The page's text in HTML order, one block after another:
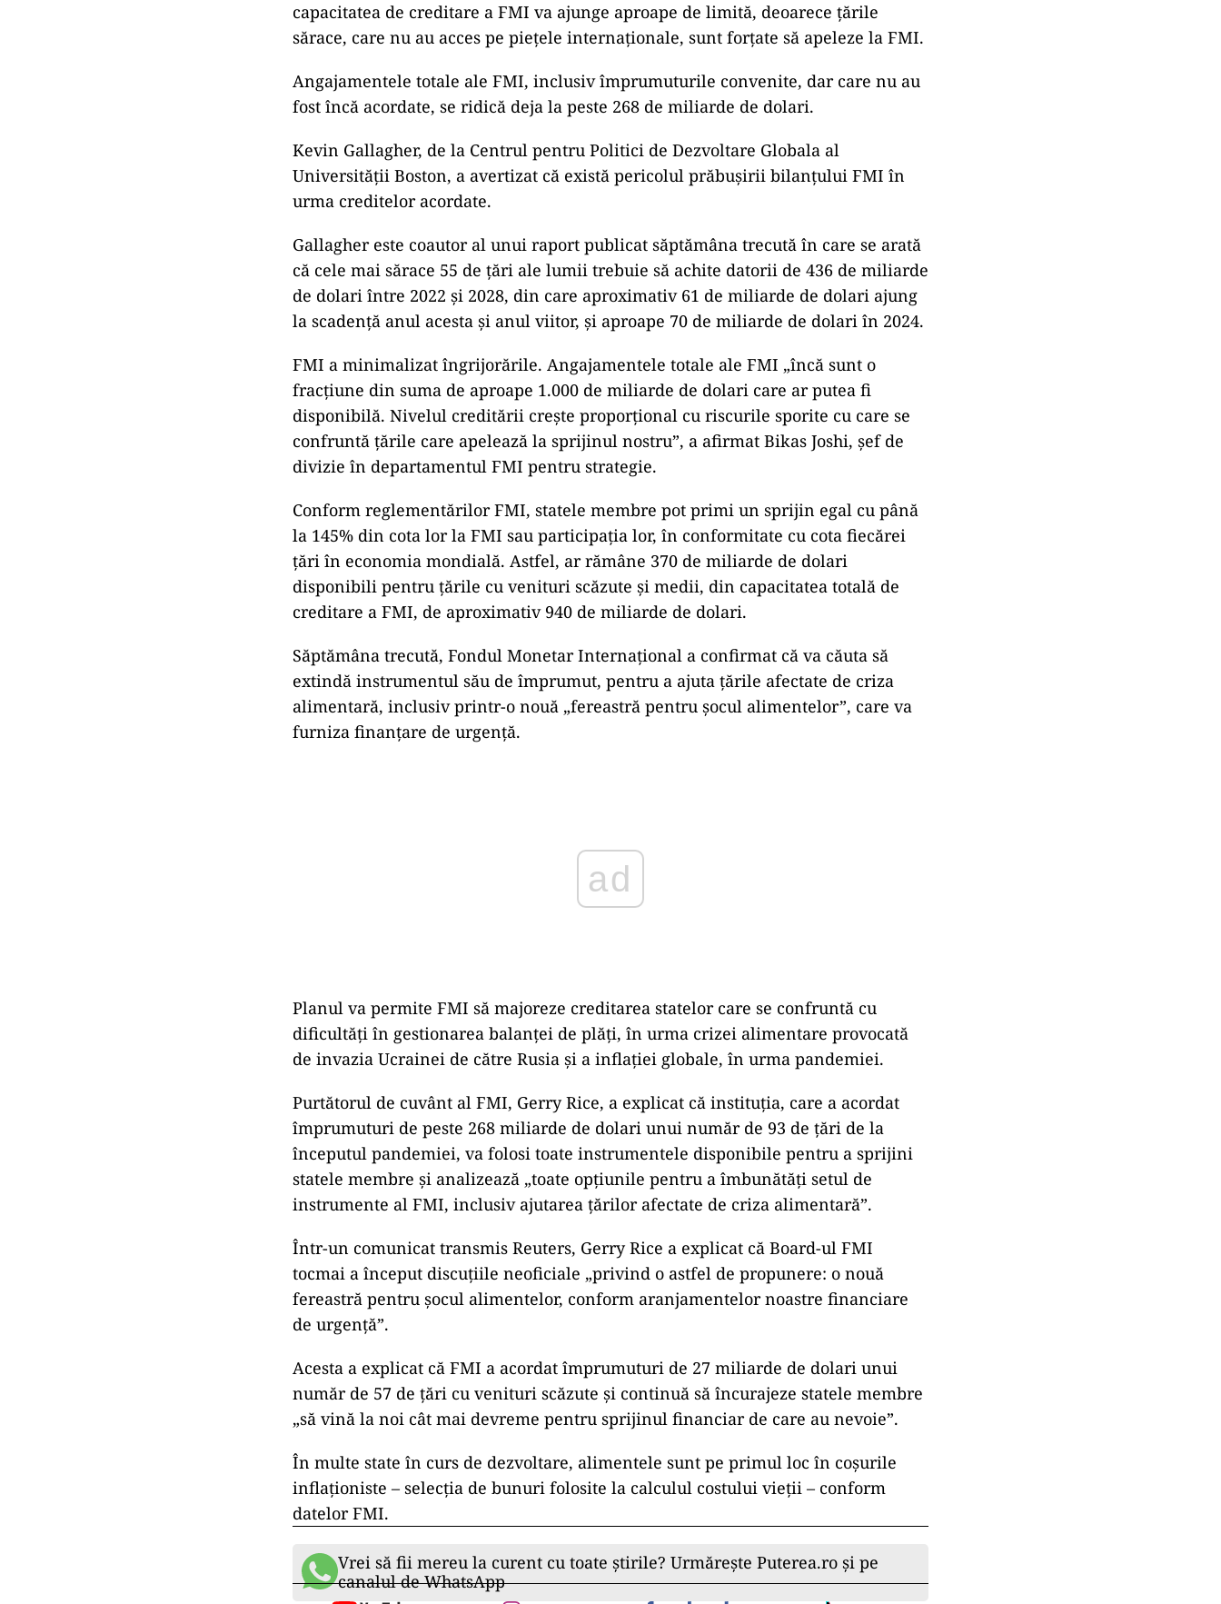
capacitatea de creditare a FMI va ajunge aproape de limită, deoarece ţările
sărace, care nu au acces pe pieţele internaţionale, sunt forţate să apeleze la FMI.
Angajamentele totale ale FMI, inclusiv împrumuturile convenite, dar care nu au
fost încă acordate, se ridică deja la peste 268 de miliarde de dolari.
Kevin Gallagher, de la Centrul pentru Politici de Dezvoltare Globala al
Universităţii Boston, a avertizat că există pericolul prăbuşirii bilanţului FMI în
urma creditelor acordate.
Gallagher este coautor al unui raport publicat săptămâna trecută în care se arată
că cele mai sărace 55 de ţări ale lumii trebuie să achite datorii de 436 de miliarde
de dolari între 2022 şi 2028, din care aproximativ 61 de miliarde de dolari ajung
la scadenţă anul acesta şi anul viitor, şi aproape 70 de miliarde de dolari în 2024.
FMI a minimalizat îngrijorările. Angajamentele totale ale FMI „încă sunt o
fracţiune din suma de aproape 1.000 de miliarde de dolari care ar putea fi
disponibilă. Nivelul creditării creşte proporţional cu riscurile sporite cu care se
confruntă ţările care apelează la sprijinul nostru”, a afirmat Bikas Joshi, şef de
divizie în departamentul FMI pentru strategie.
Conform reglementărilor FMI, statele membre pot primi un sprijin egal cu până
la 145% din cota lor la FMI sau participaţia lor, în conformitate cu cota fiecărei
ţări în economia mondială. Astfel, ar rămâne 370 de miliarde de dolari
disponibili pentru ţările cu venituri scăzute şi medii, din capacitatea totală de
creditare a FMI, de aproximativ 940 de miliarde de dolari.
Săptămâna trecută, Fondul Monetar Internaţional a confirmat că va căuta să
extindă instrumentul său de împrumut, pentru a ajuta ţările afectate de criza
alimentară, inclusiv printr-o nouă „fereastră pentru şocul alimentelor”, care va
furniza finanţare de urgenţă.
ad
Planul va permite FMI să majoreze creditarea statelor care se confruntă cu
dificultăţi în gestionarea balanţei de plăţi, în urma crizei alimentare provocată
de invazia Ucrainei de către Rusia şi a inflaţiei globale, în urma pandemiei.
Purtătorul de cuvânt al FMI, Gerry Rice, a explicat că instituţia, care a acordat
împrumuturi de peste 268 miliarde de dolari unui număr de 93 de ţări de la
începutul pandemiei, va folosi toate instrumentele disponibile pentru a sprijini
statele membre şi analizează „toate opţiunile pentru a îmbunătăţi setul de
instrumente al FMI, inclusiv ajutarea ţărilor afectate de criza alimentară”.
Într-un comunicat transmis Reuters, Gerry Rice a explicat că Board-ul FMI
tocmai a început discuţiile neoficiale „privind o astfel de propunere: o nouă
fereastră pentru şocul alimentelor, conform aranjamentelor noastre financiare
de urgenţă”.
Acesta a explicat că FMI a acordat împrumuturi de 27 miliarde de dolari unui
număr de 57 de ţări cu venituri scăzute şi continuă să încurajeze statele membre
„să vină la noi cât mai devreme pentru sprijinul financiar de care au nevoie”.
În multe state în curs de dezvoltare, alimentele sunt pe primul loc în coşurile
inflaţioniste – selecţia de bunuri folosite la calculul costului vieţii – conform
datelor FMI.
Vrei să fii mereu la curent cu toate știrile? Urmărește Puterea.ro și pe
canalul de WhatsApp